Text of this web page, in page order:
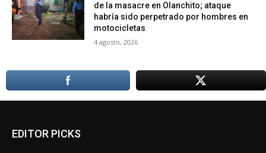
de la masacre en Olanchito; ataque
habría sido perpetrado por hombres en
motocicletas
4 agosto, 2026
EDITOR PICKS